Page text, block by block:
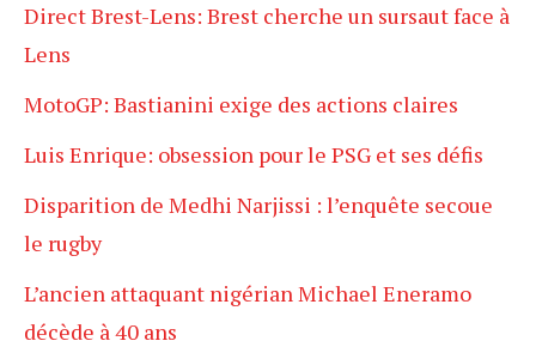
Direct Brest-Lens: Brest cherche un sursaut face à
Lens
MotoGP: Bastianini exige des actions claires
Luis Enrique: obsession pour le PSG et ses défis
Disparition de Medhi Narjissi : l’enquête secoue
le rugby
L’ancien attaquant nigérian Michael Eneramo
décède à 40 ans